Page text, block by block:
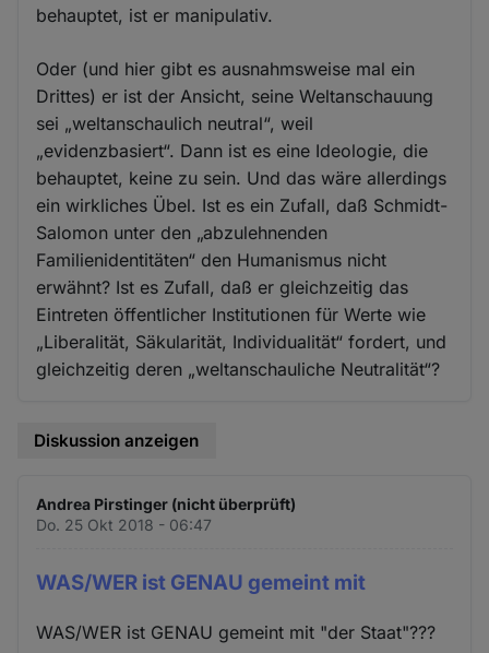
behauptet, ist er manipulativ.
Oder (und hier gibt es ausnahmsweise mal ein
Drittes) er ist der Ansicht, seine Weltanschauung
sei „weltanschaulich neutral“, weil
„evidenzbasiert“. Dann ist es eine Ideologie, die
behauptet, keine zu sein. Und das wäre allerdings
ein wirkliches Übel. Ist es ein Zufall, daß Schmidt-
Salomon unter den „abzulehnenden
Familienidentitäten“ den Humanismus nicht
erwähnt? Ist es Zufall, daß er gleichzeitig das
Eintreten öffentlicher Institutionen für Werte wie
„Liberalität, Säkularität, Individualität“ fordert, und
gleichzeitig deren „weltanschauliche Neutralität“?
Diskussion anzeigen
Andrea Pirstinger (nicht überprüft)
Do. 25 Okt 2018 - 06:47
WAS/WER ist GENAU gemeint mit
WAS/WER ist GENAU gemeint mit "der Staat"???